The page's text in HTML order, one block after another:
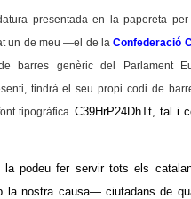
presentada en la papereta
un de meu—el de laConfederació
barres genèric del Parlament
tindrà el seu propi codi de
tipogràfica C39HrP24DhTt, tal i
la podeu fer servir tots els
la nostra causa—ciutadans de